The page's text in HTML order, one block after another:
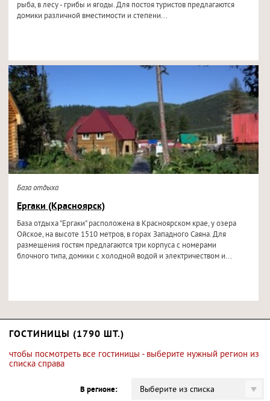
рыба, в лесу - грибы и ягоды. Для постоя туристов предлагаются
домики различной вместимости и степени...
База отдыха
Ергаки (Красноярск)
База отдыха "Ергаки" расположена в Красноярском крае, у озера
Ойское, на высоте 1510 метров, в горах Западного Саяна. Для
размещения гостям предлагаются три корпуса с номерами
блочного типа, домики с холодной водой и электричеством и...
ГОСТИНИЦЫ (1790 ШТ.)
чтобы посмотреть все гостиницы - выберите нужный регион из
списка справа
В регионе: Выберите из списка